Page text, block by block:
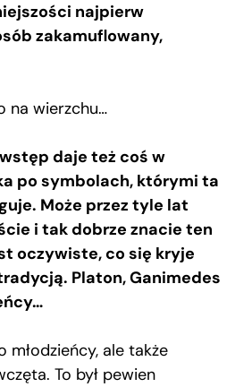
najpierw
zakamuflowany,
na wierzchu…
daje też coś w
po symbolach, którymi ta
Może przez tyle lat
i tak dobrze znacie ten
oczywiste, co się kryje
Platon, Ganimedes
młodzieńcy, ale także
To był pewien